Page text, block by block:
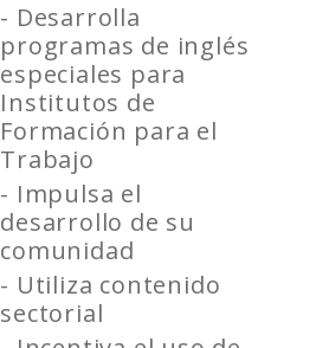
- Desarrolla
programas de inglés
especiales para
Institutos de
Formación para el
Trabajo
- Impulsa el
desarrollo de su
comunidad
- Utiliza contenido
sectorial